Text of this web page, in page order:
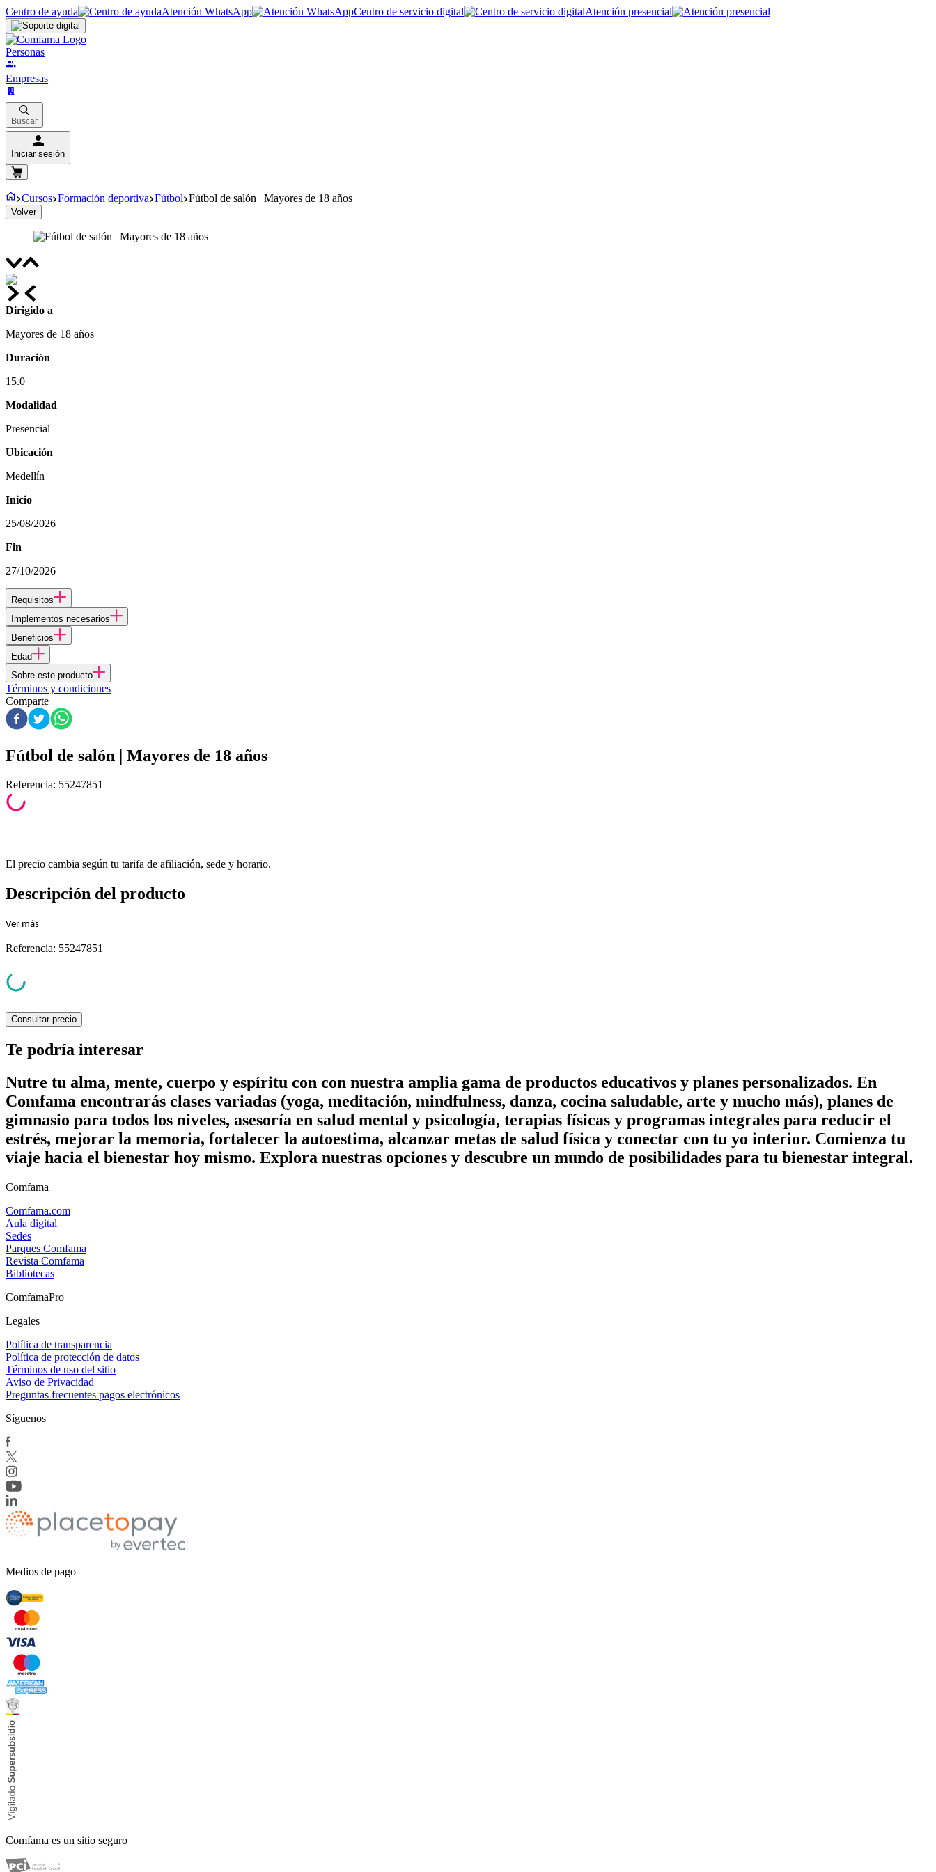
Centro de ayuda Atención WhatsApp Centro de servicio digital Atención presencial
Personas
Empresas
Buscar
Iniciar sesión
Cursos Formación deportiva Fútbol Fútbol de salón | Mayores de 18 años
Volver
Dirigido a
Mayores de 18 años
Duración
15.0
Modalidad
Presencial
Ubicación
Medellín
Inicio
25/08/2026
Fin
27/10/2026
Requisitos
Implementos necesarios
Beneficios
Edad
Sobre este producto
Términos y condiciones
Comparte
Fútbol de salón | Mayores de 18 años
Referencia: 55247851
El precio cambia según tu tarifa de afiliación, sede y horario.
Descripción del producto
Ver más
Referencia: 55247851
Consultar precio
Te podría interesar
Nutre tu alma, mente, cuerpo y espíritu con con nuestra amplia gama de productos educativos y planes personalizados. En
Comfama encontrarás clases variadas (yoga, meditación, mindfulness, danza, cocina saludable, arte y mucho más), planes de
gimnasio para todos los niveles, asesoría en salud mental y psicología, terapias físicas y programas integrales para reducir el
estrés, mejorar la memoria, fortalecer la autoestima, alcanzar metas de salud física y conectar con tu yo interior. Comienza tu
viaje hacia el bienestar hoy mismo. Explora nuestras opciones y descubre un mundo de posibilidades para tu bienestar integral.
Comfama
Comfama.com
Aula digital
Sedes
Parques Comfama
Revista Comfama
Bibliotecas
ComfamaPro
Legales
Política de transparencia
Política de protección de datos
Términos de uso del sitio
Aviso de Privacidad
Preguntas frecuentes pagos electrónicos
Síguenos
Medios de pago
Comfama es un sitio seguro